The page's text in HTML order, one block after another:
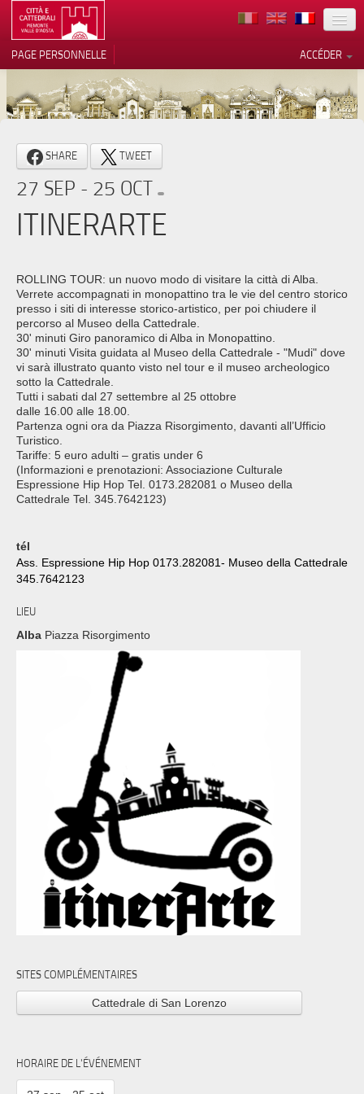
TERRITOIRE
ARCHITECTURE
MUSÉES
ITINÉRAIRES
EVÉNEMENTS
BÉNÉVOLES
CONTACTS
PRESS
ACCÉDER
PAGE PERSONNELLE
SHARE TWEET
27 SEP - 25 OCT
ITINERARTE
ROLLING TOUR: un nuovo modo di visitare la città di Alba.
Verrete accompagnati in monopattino tra le vie del centro storico
presso i siti di interesse storico-artistico, per poi chiudere il
percorso al Museo della Cattedrale.
30' minuti Giro panoramico di Alba in Monopattino.
30' minuti Visita guidata al Museo della Cattedrale - "Mudi" dove
vi sarà illustrato quanto visto nel tour e il museo archeologico
sotto la Cattedrale.
Tutti i sabati dal 27 settembre al 25 ottobre
dalle 16.00 alle 18.00.
Partenza ogni ora da Piazza Risorgimento, davanti all’Ufficio
Turistico.
Tariffe: 5 euro adulti – gratis under 6
(Informazioni e prenotazioni: Associazione Culturale
Espressione Hip Hop Tel. 0173.282081 o Museo della
Cattedrale Tel. 345.7642123)
tél
Ass. Espressione Hip Hop 0173.282081- Museo della Cattedrale
345.7642123
LIEU
Alba Piazza Risorgimento
SITES COMPLÉMENTAIRES
Cattedrale di San Lorenzo
HORAIRE DE L'ÉVÉNEMENT
Notification lors de la collecte
Vos choix en matière de
confidentialité